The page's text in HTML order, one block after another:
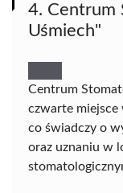
4. Centrum
Uśmiech"
Centrum
czwarte
co świadczy o
oraz uznaniu w